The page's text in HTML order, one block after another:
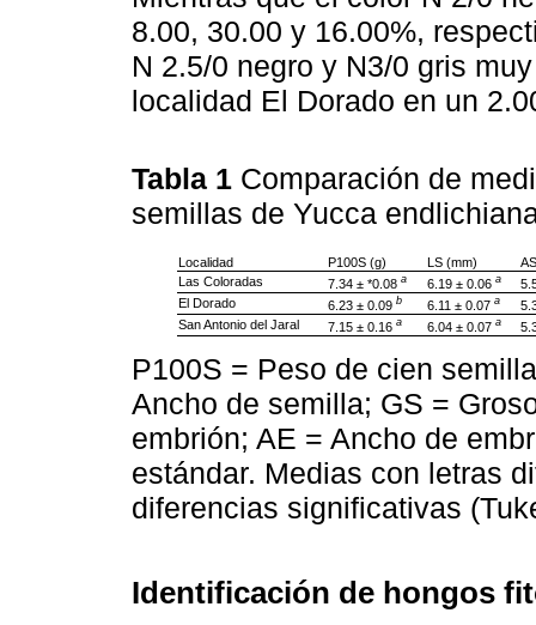
8.00, 30.00 y 16.00%,
N 2.5/0 negro y N3/0 gris
localidad El Dorado en un
Tabla 1 Comparación de
semillas de Yucca
Localidad P100S (g) LS (mm)
Las Coloradas
7.34 ± *0.08 a 6.19 ± 0.06 a
El Dorado
6.23 ± 0.09 b 6.11 ± 0.07 a
San Antonio del Jaral
7.15 ± 0.16 a 6.04 ± 0.07 a
P100S = Peso de cien
Ancho de semilla; GS =
embrión; AE = Ancho de
estándar. Medias con letras
diferencias significativas
Identificación de hongos